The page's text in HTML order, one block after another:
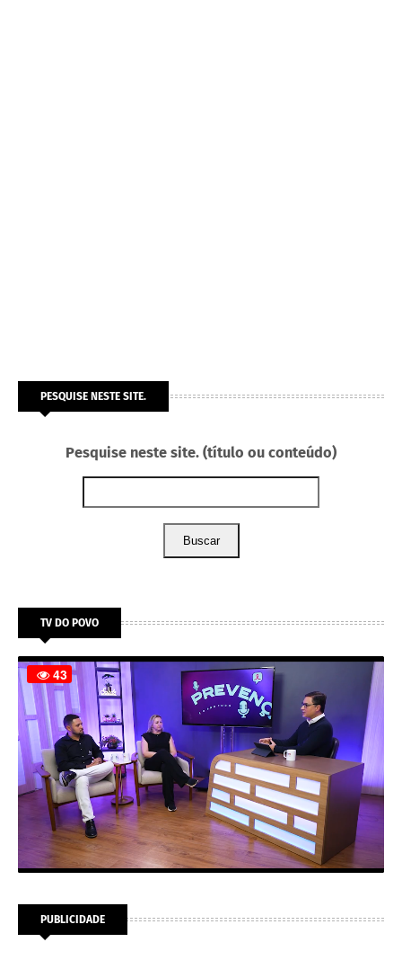
PESQUISE NESTE SITE.
Pesquise neste site. (título ou conteúdo)
Buscar
TV DO POVO
PUBLICIDADE